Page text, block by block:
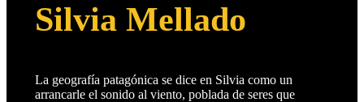
Silvia Mellado
La geografía patagónica se dice en Silvia como un
arrancarle el sonido al viento, poblada de seres que